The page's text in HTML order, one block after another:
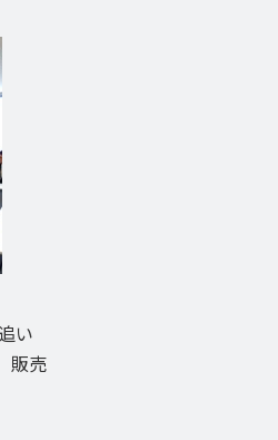
い
販売